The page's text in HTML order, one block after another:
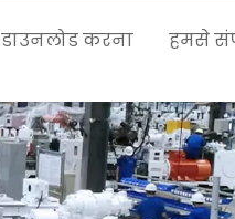
डाउनलोड करना हमसे